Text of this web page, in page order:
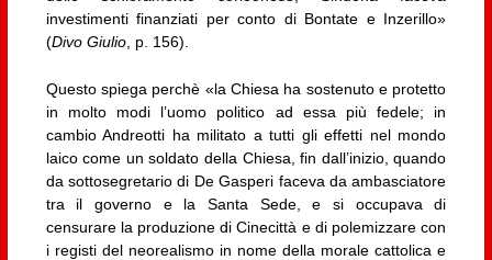
investimenti finanziati per conto di Bontate e Inzerillo»
(Divo Giulio, p. 156).
Questo spiega perchè «la Chiesa ha sostenuto e protetto
in molto modi l’uomo politico ad essa più fedele; in
cambio Andreotti ha militato a tutti gli effetti nel mondo
laico come un soldato della Chiesa, fin dall’inizio, quando
da sottosegretario di De Gasperi faceva da ambasciatore
tra il governo e la Santa Sede, e si occupava di
censurare la produzione di Cinecittà e di polemizzare con
i registi del neorealismo in nome della morale cattolica e